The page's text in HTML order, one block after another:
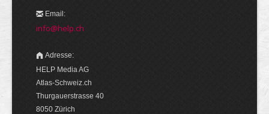
Email:
info@help.ch
Adresse:
HELP Media AG
Atlas-Schweiz.ch
Thurgauerstrasse 40
8050 Zürich